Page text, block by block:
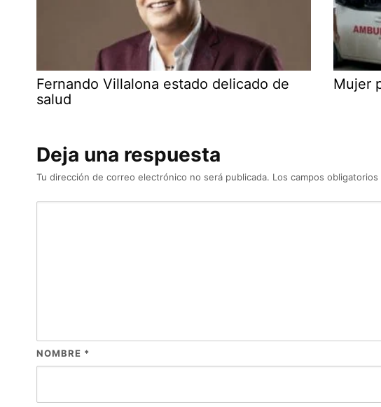
Fernando Villalona estado delicado de
salud
Mujer
Deja una respuesta
Tu dirección de correo electrónico no será publicada. Los campos
NOMBRE *